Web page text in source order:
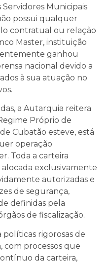
Servidores Municipais
possui qualquer
contratual ou relação
Master, instituição
ganhou
nacional devido a
à sua atuação no
a Autarquia reitera
Próprio de
Cubatão esteve, está
operação
Toda a carteira
exclusivamente
autorizadas e
de segurança,
definidas pela
de fiscalização.
rigorosas de
com processos que
da carteira,